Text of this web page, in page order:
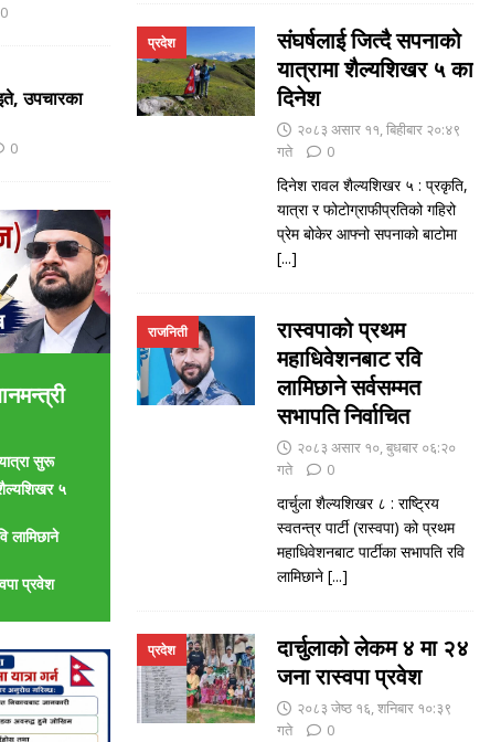
0
उपचारका
0
सुरू
शैल्यशिखर ५
लामिछाने
प्रवेश
प्रदेश
संघर्षलाई जित्दै सपनाको
यात्रामा शैल्यशिखर ५ का
दिनेश
२०८३ असार ११, बिहीबार २०:४९
गते
0
दिनेश रावल शैल्यशिखर ५ : प्रकृति,
यात्रा र फोटोग्राफीप्रतिको गहिरो
प्रेम बोकेर आफ्नो सपनाको बाटोमा
[...]
राजनिती
रास्वपाको प्रथम
महाधिवेशनबाट रवि
लामिछाने सर्वसम्मत
सभापति निर्वाचित
२०८३ असार १०, बुधबार ०६:२०
गते
0
दार्चुला शैल्यशिखर ८ : राष्ट्रिय
स्वतन्त्र पार्टी (रास्वपा) को प्रथम
महाधिवेशनबाट पार्टीका सभापति रवि
लामिछाने [...]
प्रदेश
दार्चुलाको लेकम ४ मा २४
जना रास्वपा प्रवेश
२०८३ जेष्ठ १६, शनिबार १०:३९
गते
0